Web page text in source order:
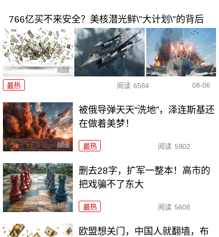
766亿买不来安全？美核潜光鲜\"大计划\"的背后
最热 阅读 6584 08-06
被俄导弹天天“洗地”，泽连斯基还
在做着美梦！
最热 阅读 5902
删去28字，扩军一整本！高市的
把戏骗不了东大
最热 阅读 5608
欧盟想关门，中国人就翻墙，布